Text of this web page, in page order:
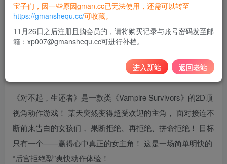
此内容为付费资源，请付费后查看
10积分
黄金会员 免费
登录购买
《对不起，生还者》是一款类《Vampire Survivors》的2D顶
视角动作游戏！ 某天突然变得超受欢迎的主角， 面对接连不
断前来告白的女孩们， 果断拒绝、再拒绝、拼命拒绝！ 目标
只有一个——赢得心中真正的女主角！ 这是一场简单明快的
“后宫拒绝型”爽快动作体验！
宝子们，因一些原因gman.cc已无法使用，还需可以转至
https://gmanshequ.cc/可收藏。
11月26日之后注册且购会员的，请将购买记录与账号密码发至邮
箱：xp007@gmanshequ.cc可进行补档。
进入新站 返回老站